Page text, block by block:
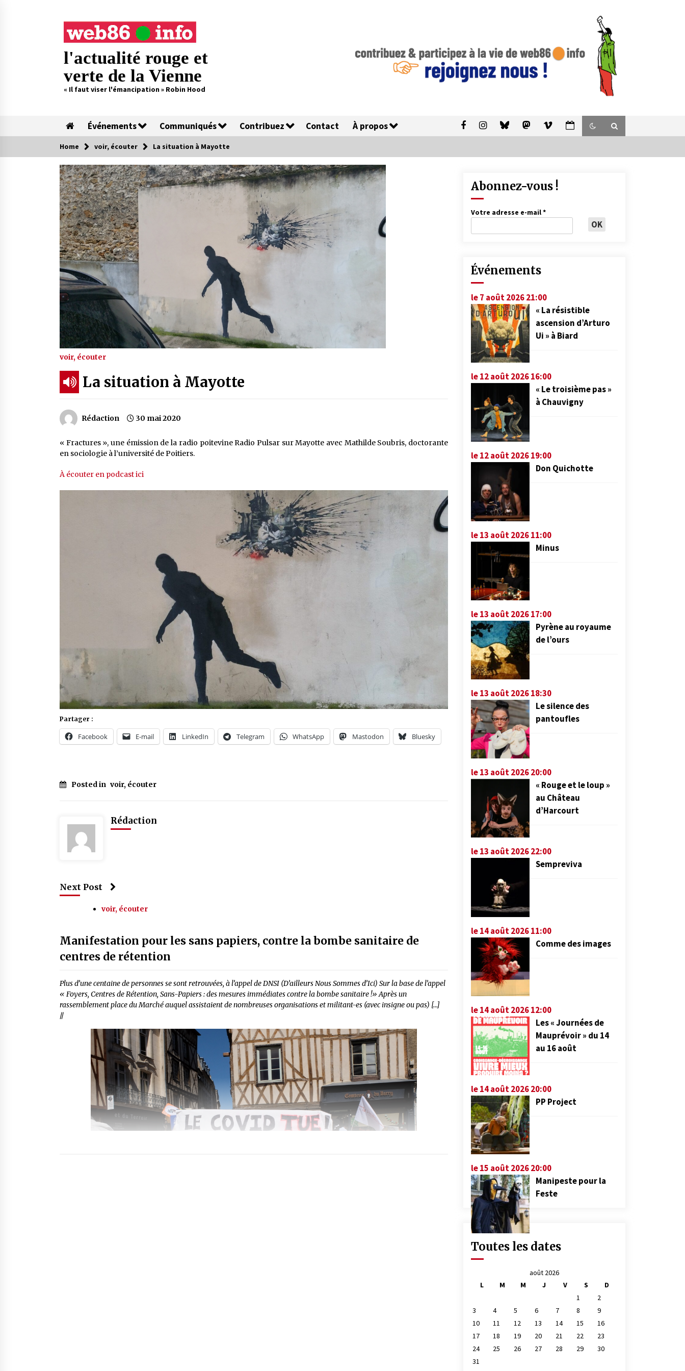
l'actualité rouge et
verte de la Vienne
« Il faut viser l'émancipation » Robin Hood
Événements Communiqués Contribuez Contact À propos
Home voir, écouter La situation à Mayotte
voir, écouter
La situation à Mayotte
Rédaction 30 mai 2020
« Fractures », une émission de la radio poitevine Radio Pulsar sur Mayotte avec Mathilde Soubris, doctorante
en sociologie à l’université de Poitiers.
À écouter en podcast ici
Partager :
Facebook E-mail LinkedIn Telegram WhatsApp Mastodon Bluesky
Posted in voir, écouter
Rédaction
Next Post
voir, écouter
Manifestation pour les sans papiers, contre la bombe sanitaire de
centres de rétention
Plus d’une centaine de personnes se sont retrouvées, à l’appel de DNSI (D’ailleurs Nous Sommes d’Ici) Sur la base de l’appel
« Foyers, Centres de Rétention, Sans-Papiers : des mesures immédiates contre la bombe sanitaire !» Après un
rassemblement place du Marché auquel assistaient de nombreuses organisations et militant-es (avec insigne ou pas) […]
//
Abonnez-vous !
Votre adresse e-mail*
Événements
le 7 août 2026 21:00
« La résistible
ascension d’Arturo
Ui » à Biard
le 12 août 2026 16:00
« Le troisième pas »
à Chauvigny
le 12 août 2026 19:00
Don Quichotte
le 13 août 2026 11:00
Minus
le 13 août 2026 17:00
Pyrène au royaume
de l’ours
le 13 août 2026 18:30
Le silence des
pantoufles
le 13 août 2026 20:00
« Rouge et le loup »
au Château
d’Harcourt
le 13 août 2026 22:00
Sempreviva
le 14 août 2026 11:00
Comme des images
le 14 août 2026 12:00
Les « Journées de
Mauprévoir » du 14
au 16 août
le 14 août 2026 20:00
PP Project
le 15 août 2026 20:00
Manipeste pour la
Feste
Toutes les dates
août 2026
L
M M J V S
D
1
2
3
4 5 6 7 8
9
10
11 12 13 14 15
16
17
18 19 20 21 22
23
24
25 26 27 28 29
30
31